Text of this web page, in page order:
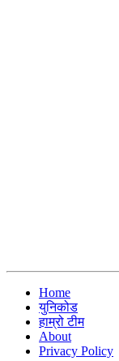
Home
युनिकोड
हाम्रो टीम
About
Privacy Policy